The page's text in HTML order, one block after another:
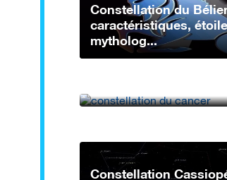
Constellation du
caractéristiques,
mytholog...
Constellation du
Constellation